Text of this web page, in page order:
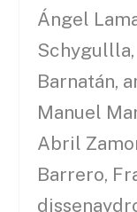
Ángel
Barnatán,
Manuel
Abril
Barrero,